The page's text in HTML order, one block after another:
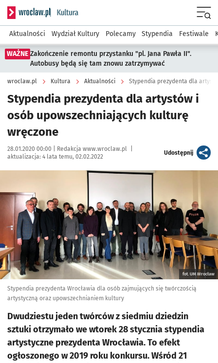
Serwis informacyjny wroclaw.pl podserwis: Kultura
Aktualności Wydział Kultury Polecamy Stypendia Festiwale
WAŻNE Zakończenie remontu przystanku "pl. Jana Pawła II".
Autobusy będą się tam znowu zatrzymywać
wroclaw.pl Kultura Aktualności Stypendia prezydenta dla
Stypendia prezydenta dla artystów i
osób upowszechniających kulturę
wręczone
Data publikacji:
28.01.2020 00:00 | Autor:
Redakcja www.wroclaw.pl
aktualizacja: 4 lata temu, 02.02.2022
Udostępnijartykuł
fot. UM Wrocław
Stypendia prezydenta Wrocławia dla osób zajmujących się twórczością
artystyczną oraz upowszechnianiem kultury
Dwudziestu jeden twórców z siedmiu dziedzin
sztuki otrzymało we wtorek 28 stycznia stypendia
artystyczne prezydenta Wrocławia. To efekt
ogłoszonego w 2019 roku konkursu. Wśród 21